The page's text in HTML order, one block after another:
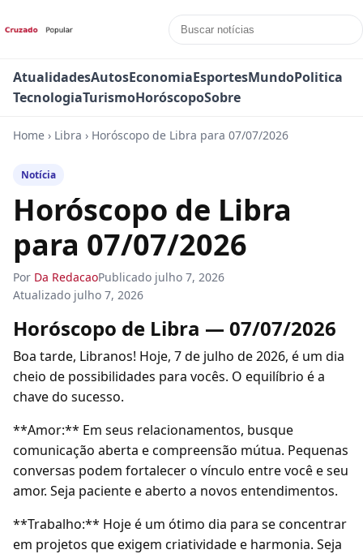
AtualidadesAutosEconomiaEsportesMundoPolitica
TecnologiaTurismoHoróscopoSobre
Home › Libra › Horóscopo de Libra para 07/07/2026
Notícia
Horóscopo de Libra
para 07/07/2026
Por Da RedacaoPublicado julho 7, 2026
Atualizado julho 7, 2026
Horóscopo de Libra — 07/07/2026
Boa tarde, Libranos! Hoje, 7 de julho de 2026, é um dia
cheio de possibilidades para vocês. O equilíbrio é a
chave do sucesso.
**Amor:** Em seus relacionamentos, busque
comunicação aberta e compreensão mútua. Pequenas
conversas podem fortalecer o vínculo entre você e seu
amor. Seja paciente e aberto a novos entendimentos.
**Trabalho:** Hoje é um ótimo dia para se concentrar
em projetos que exigem criatividade e harmonia. Seja